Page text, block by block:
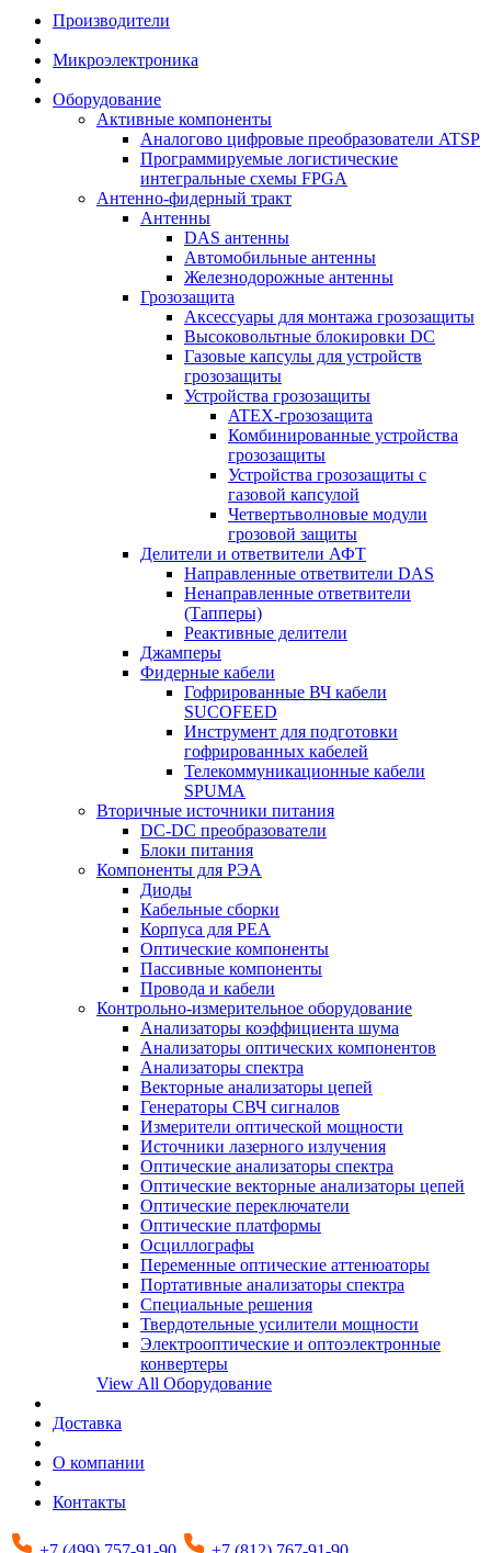
Производители
Микроэлектроника
Оборудование
Активные компоненты
Аналогово цифровые преобразователи ATSP
Программируемые логистические
интегральные схемы FPGA
Антенно-фидерный тракт
Антенны
DAS антенны
Автомобильные антенны
Железнодорожные антенны
Грозозащита
Аксессуары для монтажа грозозащиты
Высоковольтные блокировки DC
Газовые капсулы для устройств
грозозащиты
Устройства грозозащиты
ATEX-грозозащита
Комбинированные устройства
грозозащиты
Устройства грозозащиты с
газовой капсулой
Четвертьволновые модули
грозовой защиты
Делители и ответвители АФТ
Направленные ответвители DAS
Ненаправленные ответвители
(Тапперы)
Реактивные делители
Джамперы
Фидерные кабели
Гофрированные ВЧ кабели
SUCOFEED
Инструмент для подготовки
гофрированных кабелей
Телекоммуникационные кабели
SPUMA
Вторичные источники питания
DC-DC преобразователи
Блоки питания
Компоненты для РЭА
Диоды
Кабельные сборки
Корпуса для РЕА
Оптические компоненты
Пассивные компоненты
Провода и кабели
Контрольно-измерительное оборудование
Анализаторы коэффициента шума
Анализаторы оптических компонентов
Анализаторы спектра
Векторные анализаторы цепей
Генераторы СВЧ сигналов
Измерители оптической мощности
Источники лазерного излучения
Оптические анализаторы спектра
Оптические векторные анализаторы цепей
Оптические переключатели
Оптические платформы
Осциллографы
Переменные оптические аттенюаторы
Портативные анализаторы спектра
Специальные решения
Твердотельные усилители мощности
Электрооптические и оптоэлектронные
конвертеры
View All Оборудование
Доставка
О компании
Контакты